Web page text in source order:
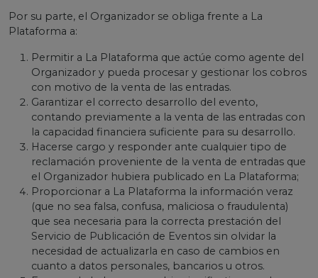
Por su parte, el Organizador se obliga frente a La
Plataforma a:
Permitir a La Plataforma que actúe como agente del
Organizador y pueda procesar y gestionar los cobros
con motivo de la venta de las entradas.
Garantizar el correcto desarrollo del evento,
contando previamente a la venta de las entradas con
la capacidad financiera suficiente para su desarrollo.
Hacerse cargo y responder ante cualquier tipo de
reclamación proveniente de la venta de entradas que
el Organizador hubiera publicado en La Plataforma;
Proporcionar a La Plataforma la información veraz
(que no sea falsa, confusa, maliciosa o fraudulenta)
que sea necesaria para la correcta prestación del
Servicio de Publicación de Eventos sin olvidar la
necesidad de actualizarla en caso de cambios en
cuanto a datos personales, bancarios u otros.